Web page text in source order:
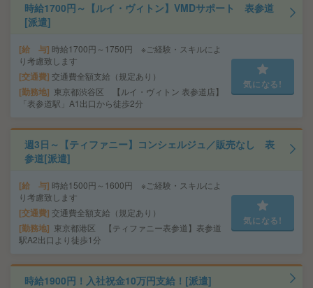
時給1700円～【ルイ・ヴィトン】VMDサポート 表参道
[派遣]
給 与 時給1700円～1750円 ※ご経験・スキルによ
り考慮致します
交通費 交通費全額支給（規定あり）
勤務地
東京都渋谷区 【ルイ・ヴィトン 表参道店】
「表参道駅」A1出口から徒歩2分
気になる!
週3日～【ティファニー】コンシェルジュ／販売なし 表
参道[派遣]
給 与 時給1500円～1600円 ※ご経験・スキルによ
り考慮致します
交通費 交通費全額支給（規定あり）
勤務地
東京都港区 【ティファニー表参道】表参道
駅A2出口より徒歩1分
気になる!
時給1900円！入社祝金10万円支給！[派遣]